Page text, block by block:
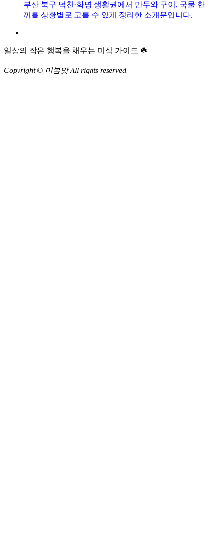
부산 북구 덕천·화명 생활권에서 만두와 구이, 국물 한
끼를 상황별로 고를 수 있게 정리한 소개문입니다.
일상의 작은 행복을 채우는 미식 가이드 ☘️
Copyright © 이봄맛 All rights reserved.